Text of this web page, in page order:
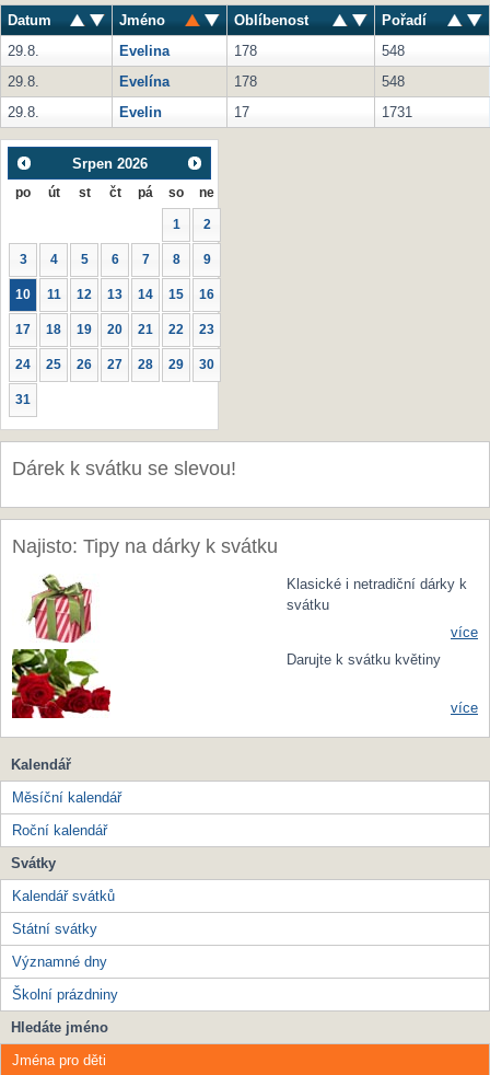
Datum Jméno Oblíbenost
Pořadí
29.8.
Evelina 178
548
29.8.
Evelína 178
548
29.8.
Evelin 17 1731
Srpen 2026
po út st čt pá so ne
1 2
3 4 5 6 7 8 9
10 11 12 13 14 15 16
17 18 19 20 21 22 23
24 25 26 27 28 29 30
31
Dárek k svátku se slevou!
Najisto: Tipy na dárky k svátku
Klasické i netradiční dárky k
svátku
více
Darujte k svátku květiny
více
Kalendář
Měsíční kalendář
Roční kalendář
Svátky
Kalendář svátků
Státní svátky
Významné dny
Školní prázdniny
Hledáte jméno
Jména pro děti